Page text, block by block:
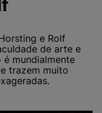
e Rolf
de arte e
é mundialmente
trazem muito